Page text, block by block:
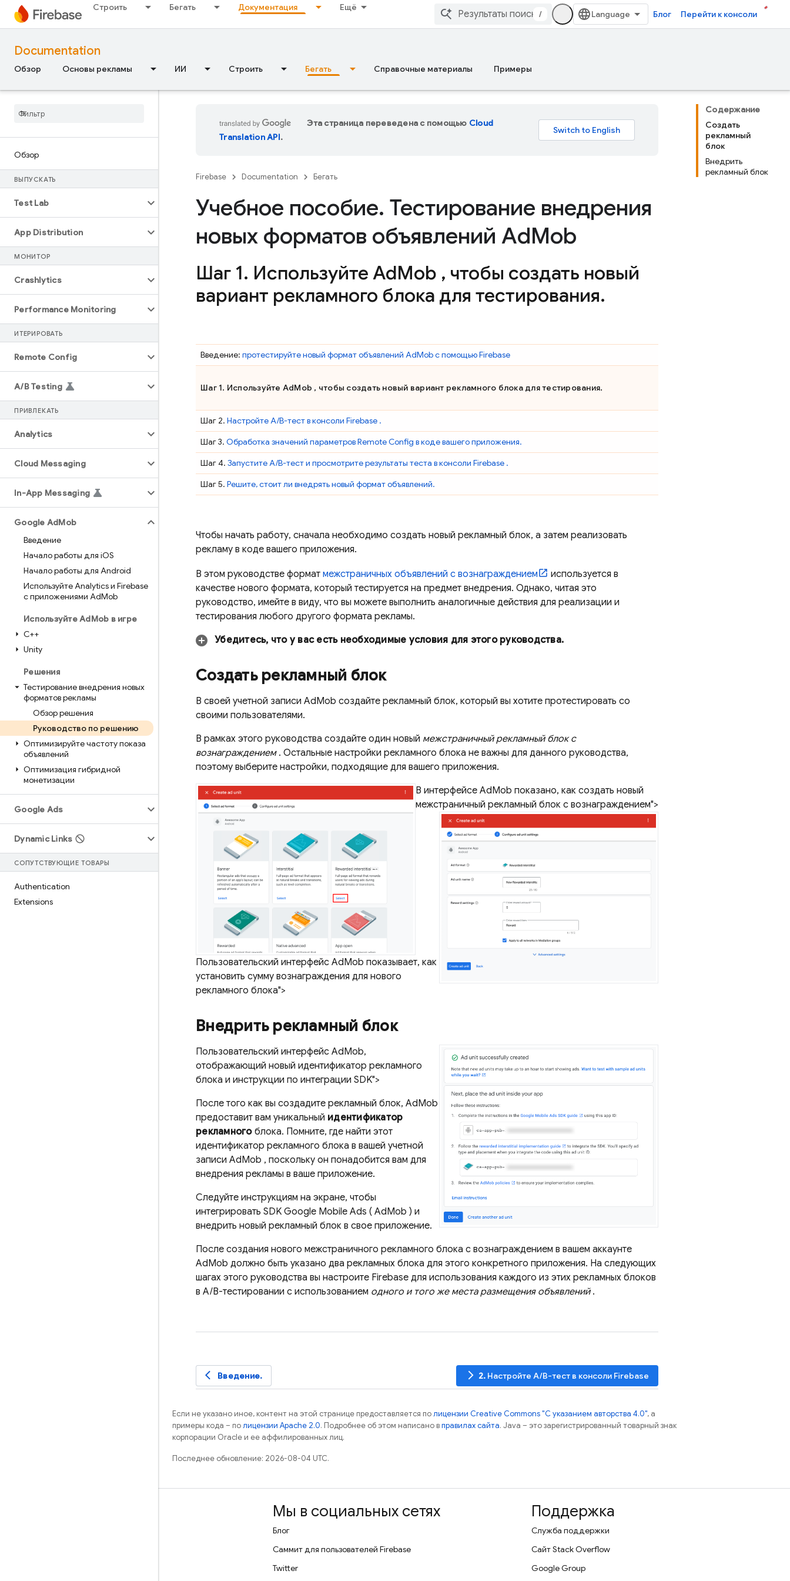
Строить Бегать Документация Ещё
/ Блог Перейти к консоли
Documentation
Обзор Основы рекламы ИИ Строить Бегать Справочные материалы Примеры
Обзор
ВЫПУСКАТЬ
Test Lab
App Distribution
МОНИТОР
Crashlytics
Performance Monitoring
ИТЕРИРОВАТЬ
Remote Config
A/B Testing
ПРИВЛЕКАТЬ
Analytics
Cloud Messaging
In-App Messaging
Google AdMob
Введение
Начало работы для iOS
Начало работы для Android
Используйте Analytics и Firebase
с приложениями AdMob
Используйте AdMob в игре
C++
Unity
Решения
Тестирование внедрения новых
форматов рекламы
Обзор решения
Руководство по решению
Оптимизируйте частоту показа
объявлений
Оптимизация гибридной
монетизации
Google Ads
Dynamic Links
СОПУТСТВУЮЩИЕ ТОВАРЫ
Authentication
Extensions
Содержание
Создать
рекламный
блок
Внедрить
рекламный блок
Эта страница переведена с помощью Cloud
Translation API.
Firebase Documentation Бегать
Учебное пособие. Тестирование внедрения
новых форматов объявлений AdMob
Шаг 1. Используйте AdMob , чтобы создать новый
вариант рекламного блока для тестирования.
Введение: протестируйте новый формат объявлений AdMobс помощью Firebase
Шаг 1. Используйте AdMob , чтобы создать новый вариант рекламного блока для тестирования.
Шаг 2. Настройте A/B-тест в консоли Firebase .
Шаг 3. Обработка значений параметровRemote Config в коде вашего приложения.
Шаг 4. Запустите A/B-тест и просмотрите результаты теста в консоли Firebase .
Шаг 5. Решите, стоит ли внедрять новый формат объявлений.
Чтобы начать работу, сначала необходимо создать новый рекламный блок, а затем реализовать
рекламу в коде вашего приложения.
В этом руководстве формат межстраничных объявлений с вознаграждением
используется в
качестве нового формата, который тестируется на предмет внедрения. Однако, читая это
руководство, имейте в виду, что вы можете выполнить аналогичные действия для реализации и
тестирования любого другого формата рекламы.
Убедитесь, что у вас есть необходимые условия для этого руководства.
Создать рекламный блок
В своей учетной записи AdMob создайте рекламный блок, который вы хотите протестировать со
своими пользователями.
В рамках этого руководства создайте один новый межстраничный рекламный блок с
вознаграждением. Остальные настройки рекламного блока не важны для данного руководства,
поэтому выберите настройки, подходящие для вашего приложения.
В интерфейсе AdMob показано, как создать новый
межстраничный рекламный блок с вознаграждением">
Пользовательский интерфейс AdMob показывает, как
установить сумму вознаграждения для нового
рекламного блока">
Внедрить рекламный блок
Пользовательский интерфейс AdMob,
отображающий новый идентификатор рекламного
блока и инструкции по интеграции SDK">
После того как вы создадите рекламный блок, AdMob
предоставит вам уникальный идентификатор
рекламногоблока. Помните, где найти этот
идентификатор рекламного блока в вашей учетной
записи AdMob , поскольку он понадобится вам для
внедрения рекламы в ваше приложение.
Следуйте инструкциям на экране, чтобы
интегрировать SDK Google Mobile Ads ( AdMob ) и
внедрить новый рекламный блок в свое приложение.
После создания нового межстраничного рекламного блока с вознаграждением в вашем аккаунте
AdMob должно быть указано два рекламных блока для этого конкретного приложения. На следующих
шагах этого руководства вы настроите Firebase для использования каждого из этих рекламных блоков
в A/B-тестировании с использованием одного и того же места размещения объявлений.
arrow_back_ios Введение. arrow_forward_ios 2. Настройте A/B-тест в консоли Firebase
Если не указано иное, контент на этой странице предоставляется полицензии Creative Commons "С указанием авторства 4.0", а
примеры кода – полицензии Apache 2.0. Подробнее об этом написано вправилах сайта. Java – это зарегистрированный товарный знак
корпорации Oracle и ее аффилированных лиц.
Последнее обновление: 2026-08-04 UTC.
Мы в социальных сетях
Блог
Саммит для пользователей Firebase
Twitter
Поддержка
Служба поддержки
Сайт Stack Overflow
Google Group